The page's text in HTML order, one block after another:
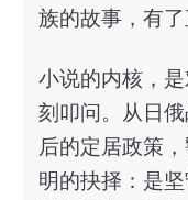
族的故事，有了
小说的内核，
刻叩问。从日
后的定居政策
明的抉择：是